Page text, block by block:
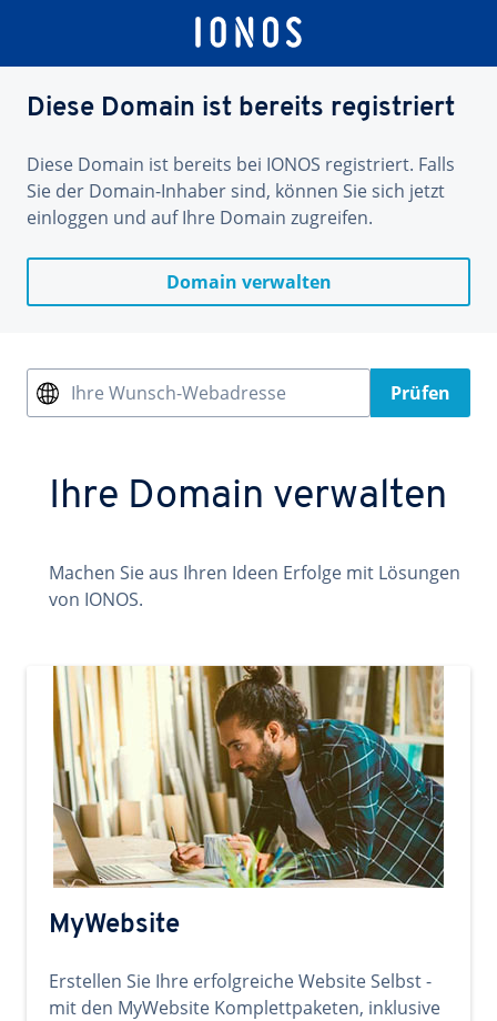
Diese Domain ist bereits registriert
Diese Domain ist bereits bei IONOS registriert. Falls
Sie der Domain-Inhaber sind, können Sie sich jetzt
einloggen und auf Ihre Domain zugreifen.
Domain verwalten
Ihre Wunsch-Webadresse Prüfen
Ihre Domain verwalten
Machen Sie aus Ihren Ideen Erfolge mit Lösungen
von IONOS.
MyWebsite
Erstellen Sie Ihre erfolgreiche Website Selbst -
mit den MyWebsite Komplettpaketen, inklusive